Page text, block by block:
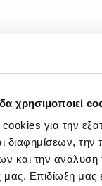
χρησιμοποιεί
για την
διαφημίσεων, την
και την ανάλυση
μας. Επιδίωξη μας